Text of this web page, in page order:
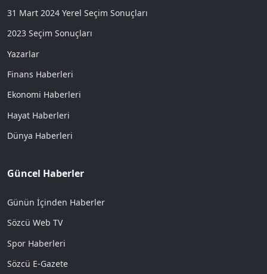
31 Mart 2024 Yerel Seçim Sonuçları
2023 Seçim Sonuçları
Yazarlar
Finans Haberleri
Ekonomi Haberleri
Hayat Haberleri
Dünya Haberleri
Güncel Haberler
Günün İçinden Haberler
Sözcü Web TV
Spor Haberleri
Sözcü E-Gazete